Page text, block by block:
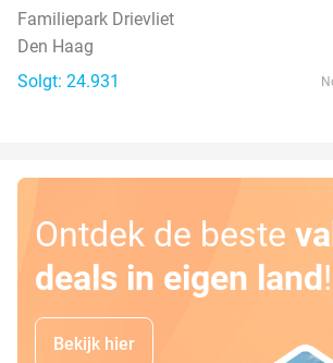
Familiepark Drievliet
Den Haag
Solgt: 24.931
Ontdek de beste
deals in eigen land!
Bekijk hier